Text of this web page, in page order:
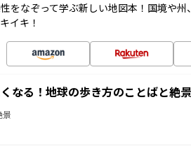
をなぞって学ぶ新しい地図本！国境や
イキ！
なる！地球の歩き方のことばと絶
景